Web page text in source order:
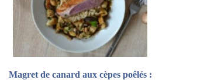
Magret de canard aux cèpes poêlés :